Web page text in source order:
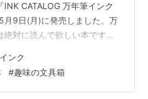
CATALOG 万年筆インク
月9日(月)に発売しました。万
対に読んで欲しい本です。
ンク情報などを追加し、
を掲載して「万年筆インク」
た『趣味の文具箱』特別編集
ンク
#趣味の文具箱